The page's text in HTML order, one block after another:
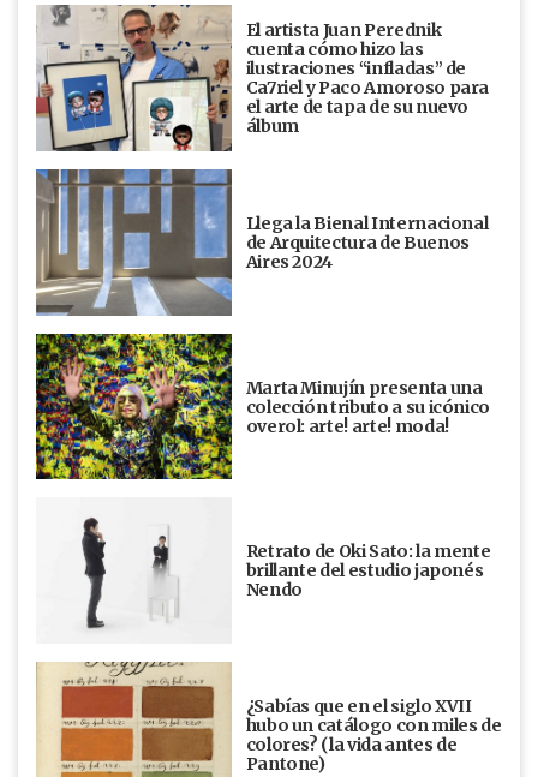
El artista Juan Perednik
cuenta cómo hizo las
ilustraciones “infladas” de
Ca7riel y Paco Amoroso para
el arte de tapa de su nuevo
álbum
Llega la Bienal Internacional
de Arquitectura de Buenos
Aires 2024
Marta Minujín presenta una
colección tributo a su icónico
overol: arte! arte! moda!
Retrato de Oki Sato: la mente
brillante del estudio japonés
Nendo
¿Sabías que en el siglo XVII
hubo un catálogo con miles de
colores? (la vida antes de
Pantone)